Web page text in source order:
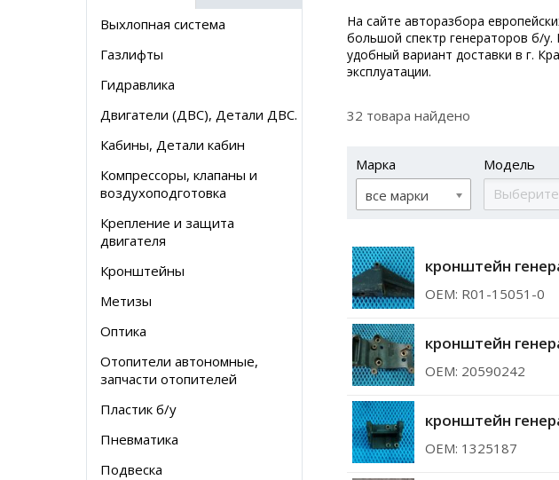
Выхлопная система
Газлифты
Гидравлика
Двигатели (ДВС), Детали ДВС.
Кабины, Детали кабин
Компрессоры, клапаны и
воздухоподготовка
Крепление и защита
двигателя
Кронштейны
Метизы
Оптика
Отопители автономные,
запчасти отопителей
Пластик б/у
Пневматика
Подвеска
На сайте авторазбора
большой спектр генераторов б/
удобный вариант доставки в г.
эксплуатации.
32 товара найдено
Марка
все марки
Модель
кронштейн
ОЕМ: R01-15051-0
кронштейн
ОЕМ: 20590242
кронштейн
ОЕМ: 1325187